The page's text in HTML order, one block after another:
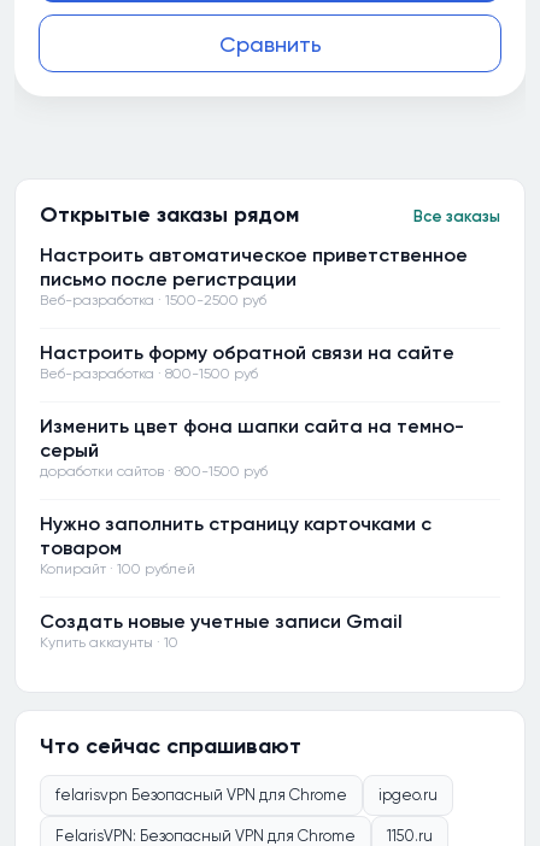
Сравнить
Открытые заказы рядом Все заказы
Настроить автоматическое приветственное
письмо после регистрации
Веб-разработка · 1500-2500 руб
Настроить форму обратной связи на сайте
Веб-разработка · 800-1500 руб
Изменить цвет фона шапки сайта на темно-
серый
доработки сайтов · 800-1500 руб
Нужно заполнить страницу карточками с
товаром
Копирайт · 100 рублей
Создать новые учетные записи Gmail
Купить аккаунты · 10
Что сейчас спрашивают
felarisvpn Безопасный VPN для Chrome ipgeo.ru
FelarisVPN: Безопасный VPN для Chrome 1150.ru